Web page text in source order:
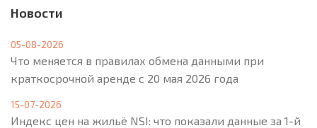
Новости
05-08-2026
Что меняется в правилах обмена данными при
краткосрочной аренде с 20 мая 2026 года
15-07-2026
Индекс цен на жильё NSI: что показали данные за 1-й